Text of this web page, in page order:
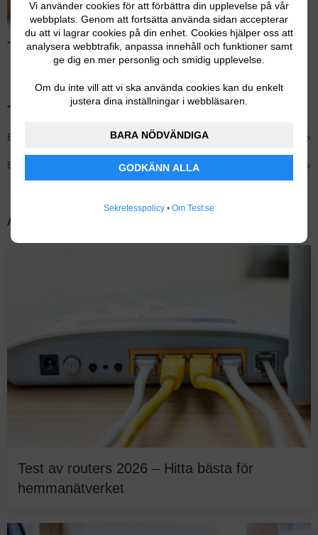
Vi använder cookies för att förbättra din upplevelse på vår
webbplats. Genom att fortsätta använda sidan accepterar
du att vi lagrar cookies på din enhet. Cookies hjälper oss att
analysera webbtrafik, anpassa innehåll och funktioner samt
ge dig en mer personlig och smidig upplevelse.
Om du inte vill att vi ska använda cookies kan du enkelt
justera dina inställningar i webbläsaren.
BARA NÖDVÄNDIGA
GODKÄNN ALLA
Sekretesspolicy • Om Test.se
Test av switchar – Läs hela testet
Tidigare testvinnare
Bästa billiga – TP-LINK TL-SG1008D ›
Bäst i test – Netgear GS108 ›
Andra populära tester
Test av routers 2026 – Hitta bästa för
hemmanätverket